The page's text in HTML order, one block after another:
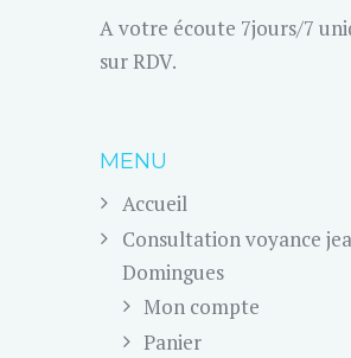
A votre écoute 7jours/7
sur RDV.
MENU
Accueil
Consultation voyance
Domingues
Mon compte
Panier